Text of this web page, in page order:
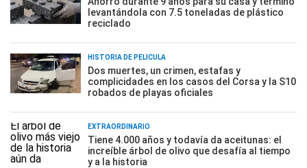
levantándola con 7.5 toneladas de plástico
reciclado
HISTORIA DE PELÍCULA
Dos muertes, un crimen, estafas y
complicidades en los casos del Corsa y la S10
robados de playas oficiales
EXTRAORDINARIO
Tiene 4.000 años y todavía da aceitunas: el
increíble árbol de olivo que desafía al tiempo
y a la historia